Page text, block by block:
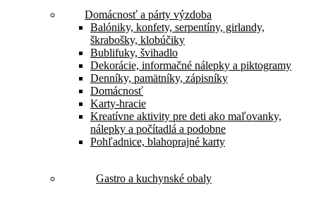
Domácnosť a párty výzdoba
Balóniky, konfety, serpentíny, girlandy,
škrabošky, klobúčiky
Bublifuky, švihadlo
Dekorácie, informačné nálepky a piktogramy
Denníky, pamätníky, zápisníky
Domácnosť
Karty-hracie
Kreatívne aktivity pre deti ako maľovanky,
nálepky a počítadlá a podobne
Pohľadnice, blahoprajné karty
Gastro a kuchynské obaly